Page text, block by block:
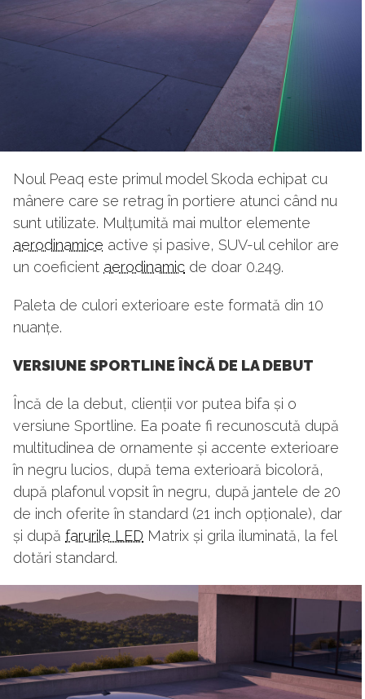
Noul Peaq este primul model Skoda echipat cu
mânere care se retrag în portiere atunci când nu
sunt utilizate. Mulțumită mai multor elemente
aerodinamice active și pasive, SUV-ul cehilor are
un coeficient aerodinamic de doar 0.249.
Paleta de culori exterioare este formată din 10
nuanțe.
VERSIUNE SPORTLINE ÎNCĂ DE LA DEBUT
Încă de la debut, clienții vor putea bifa și o
versiune Sportline. Ea poate fi recunoscută după
multitudinea de ornamente și accente exterioare
în negru lucios, după tema exterioară bicoloră,
după plafonul vopsit în negru, după jantele de 20
de inch oferite în standard (21 inch opționale), dar
și după farurile LED Matrix și grila iluminată, la fel
dotări standard.